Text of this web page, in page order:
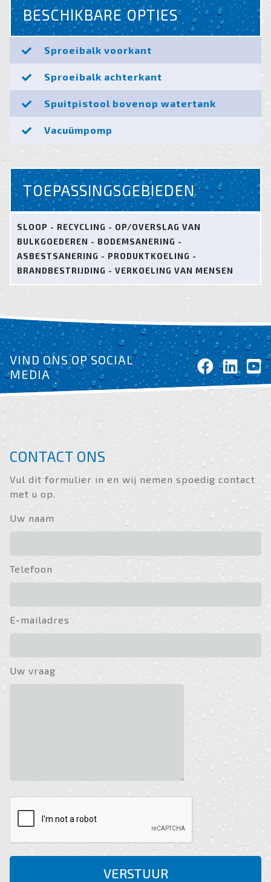
BESCHIKBARE OPTIES
Sproeibalk voorkant
Sproeibalk achterkant
Spuitpistool bovenop watertank
Vacuümpomp
TOEPASSINGSGEBIEDEN
SLOOP - RECYCLING - OP/OVERSLAG VAN
BULKGOEDEREN - BODEMSANERING -
ASBESTSANERING - PRODUKTKOELING -
BRANDBESTRIJDING - VERKOELING VAN MENSEN
VIND ONS OP SOCIAL
MEDIA
CONTACT ONS
Vul dit formulier in en wij nemen spoedig contact
met u op.
Uw naam
Telefoon
E-mailadres
Uw vraag
VERSTUUR